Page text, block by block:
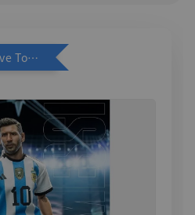
加購優惠【Competitive Toys 梅西 [CM001]】